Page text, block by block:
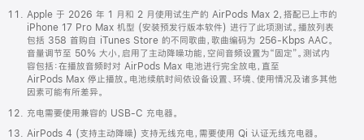
Apple 于 2026 年 1 月和 2 月使用试生产的 AirPods Max 2，搭配已上市的
iPhone 17 Pro Max 机型 (安装预发行版本软件) 进行了此项测试。播放列表
包括 358 首购自 iTunes Store 的不同歌曲，歌曲编码为 256-Kbps AAC。
音量调节至 50% 大小，启用了主动降噪功能，空间音频设置为“固定”。测试内
容包括：在播放音频时对 AirPods Max 电池进行完全放电，直至
AirPods Max 停止播放。电池续航时间依设备设置、环境、使用情况及诸多其他
因素可能有所差异。
充电需要使用兼容的 USB-C 充电器。
AirPods 4 (支持主动降噪) 支持无线充电，需要使用 Qi 认证无线充电器。